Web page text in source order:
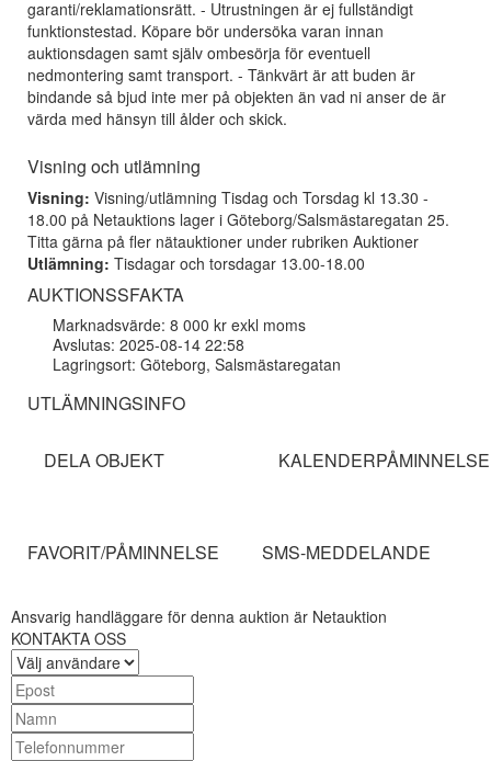
garanti/reklamationsrätt. - Utrustningen är ej fullständigt
funktionstestad. Köpare bör undersöka varan innan
auktionsdagen samt själv ombesörja för eventuell
nedmontering samt transport. - Tänkvärt är att buden är
bindande så bjud inte mer på objekten än vad ni anser de är
värda med hänsyn till ålder och skick.
Visning och utlämning
Visning: Visning/utlämning Tisdag och Torsdag kl 13.30 -
18.00 på Netauktions lager i Göteborg/Salsmästaregatan 25.
Titta gärna på fler nätauktioner under rubriken Auktioner
Utlämning: Tisdagar och torsdagar 13.00-18.00
AUKTIONSSFAKTA
Marknadsvärde: 8 000 kr exkl moms
Avslutas: 2025-08-14 22:58
Lagringsort: Göteborg, Salsmästaregatan
UTLÄMNINGSINFO
DELA OBJEKT KALENDERPÅMINNELSE
FAVORIT/PÅMINNELSE SMS-MEDDELANDE
Ansvarig handläggare för denna auktion är Netauktion
KONTAKTA OSS